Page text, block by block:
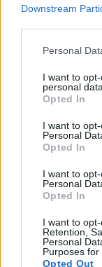
Downstream
Please note that
not limited to
grant or deny
use your data for
consent section.
Personal
I want to
personal data.
Opted In
I want to
Personal
Opted In
I want to
Personal
Opted In
I want to
Retention,
Personal
Purposes for
Opted Out
της Οίας,
παραλίες της.